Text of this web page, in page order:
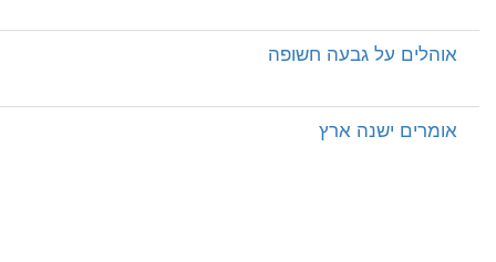
אוהלים על גבעה חשופה
אומרים ישנה ארץ